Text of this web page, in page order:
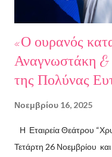
«Ο ουρανός
Αναγνωστάκη &
της Πολύνας
Νοεμβρίου 16, 2025
Η Εταιρεία Θεάτρου
Τετάρτη 26 Νοεμβρίου